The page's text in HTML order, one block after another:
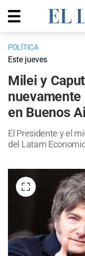
POLÍTICA
Este jueves
Milei y
en Buenos
El Presidente y el
del Latam